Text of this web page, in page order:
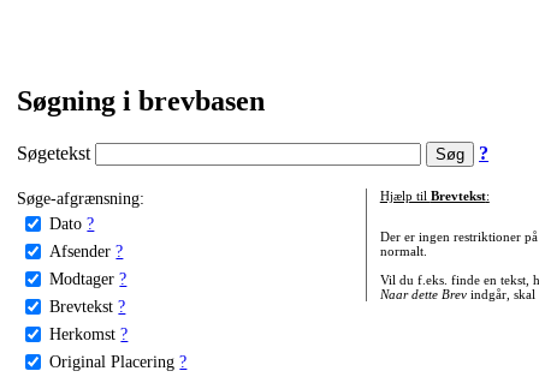
Søgning i brevbasen
Søgetekst ?
Søge-afgrænsning:
Dato ?
Afsender ?
Modtager ?
Brevtekst ?
Herkomst ?
Original Placering ?
Hjælp til Brevtekst:
Der er ingen restriktioner
normalt.
Vil du f.eks. finde en tekst,
Naar dette Brevindgår, skal